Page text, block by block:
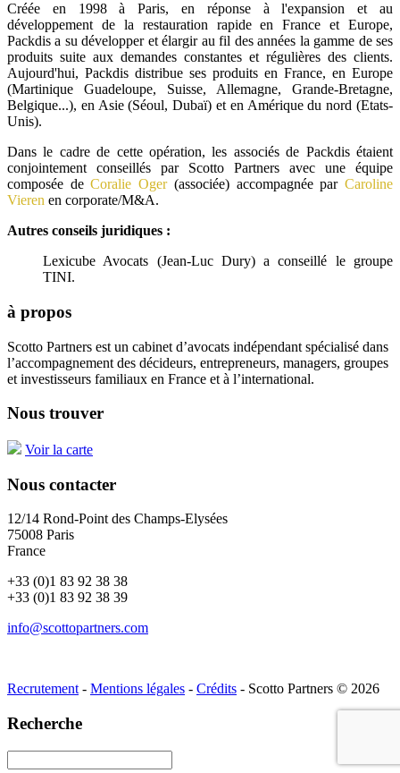
Créée en 1998 à Paris, en réponse à l'expansion et au
développement de la restauration rapide en France et Europe,
Packdis a su développer et élargir au fil des années la gamme de ses
produits suite aux demandes constantes et régulières des clients.
Aujourd'hui, Packdis distribue ses produits en France, en Europe
(Martinique Guadeloupe, Suisse, Allemagne, Grande-Bretagne,
Belgique...), en Asie (Séoul, Dubaï) et en Amérique du nord (Etats-
Unis).
Dans le cadre de cette opération, les associés de Packdis étaient
conjointement conseillés par Scotto Partners avec une équipe
composée deCoralie Oger(associée) accompagnée parCaroline
Vieren en corporate/M&A.
Autres conseils juridiques :
Lexicube Avocats (Jean-Luc Dury) a conseillé le groupe
TINI.
à propos
Scotto Partners est un cabinet d’avocats indépendant spécialisé dans
l’accompagnement des décideurs, entrepreneurs, managers, groupes
et investisseurs familiaux en France et à l’international.
Nous trouver
Voir la carte
Nous contacter
12/14 Rond-Point des Champs-Elysées
75008 Paris
France
+33 (0)1 83 92 38 38
+33 (0)1 83 92 38 39
info@scottopartners.com
Recrutement- Mentions légales - Crédits - Scotto Partners © 2026
Recherche